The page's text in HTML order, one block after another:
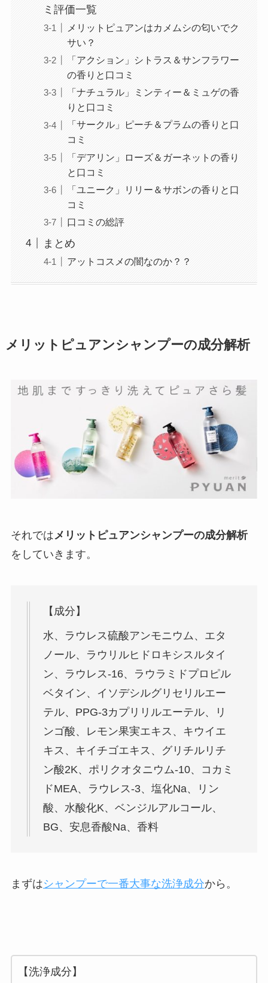
ミ評価一覧
メリットピュアンはカメムシの匂いでク
サい？
「アクション」シトラス＆サンフラワー
の香りと口コミ
「ナチュラル」ミンティー＆ミュゲの香
りと口コミ
「サークル」ピーチ＆プラムの香りと口
コミ
「デアリン」ローズ＆ガーネットの香り
と口コミ
「ユニーク」リリー＆サボンの香りと口
コミ
口コミの総評
まとめ
アットコスメの闇なのか？？
メリットピュアンシャンプーの成分解析
それではメリットピュアンシャンプーの成分解析
をしていきます。
【成分】
水、ラウレス硫酸アンモニウム、エタ
ノール、ラウリルヒドロキシスルタイ
ン、ラウレス-16、ラウラミドプロピル
ベタイン、イソデシルグリセリルエー
テル、PPG-3カプリリルエーテル、リ
ンゴ酸、レモン果実エキス、キウイエ
キス、キイチゴエキス、グリチルリチ
ン酸2K、ポリクオタニウム-10、コカミ
ドMEA、ラウレス-3、塩化Na、リン
酸、水酸化K、ベンジルアルコール、
BG、安息香酸Na、香料
まずはシャンプーで一番大事な洗浄成分から。
【洗浄成分】